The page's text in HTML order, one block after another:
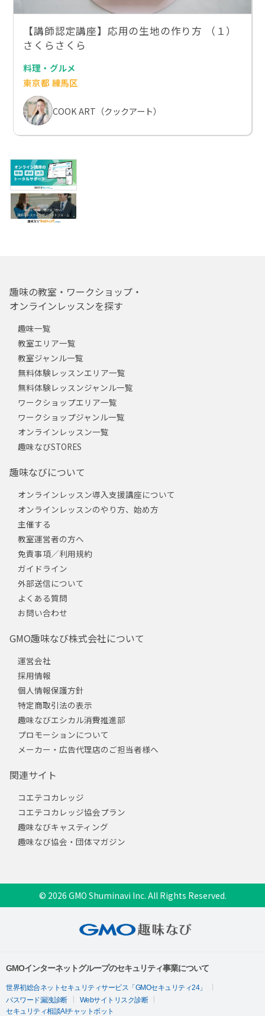
【講師認定講座】応用の生地の作り方 （１）
さくらさくら
料理・グルメ
東京都 練馬区
COOK ART（クックアート）
趣味の教室・ワークショップ・
オンラインレッスンを探す
趣味一覧
教室エリア一覧
教室ジャンル一覧
無料体験レッスンエリア一覧
無料体験レッスンジャンル一覧
ワークショップエリア一覧
ワークショップジャンル一覧
オンラインレッスン一覧
趣味なびSTORES
趣味なびについて
オンラインレッスン導入支援講座について
オンラインレッスンのやり方、始め方
主催する
教室運営者の方へ
免責事項／利用規約
ガイドライン
外部送信について
よくある質問
お問い合わせ
GMO趣味なび株式会社について
運営会社
採用情報
個人情報保護方針
特定商取引法の表示
趣味なびエシカル消費推進部
プロモーションについて
メーカー・広告代理店のご担当者様へ
関連サイト
コエテコカレッジ
コエテコカレッジ協会プラン
趣味なびキャスティング
趣味なび協会・団体マガジン
© 2026 GMO Shuminavi Inc. All Rights Reserved.